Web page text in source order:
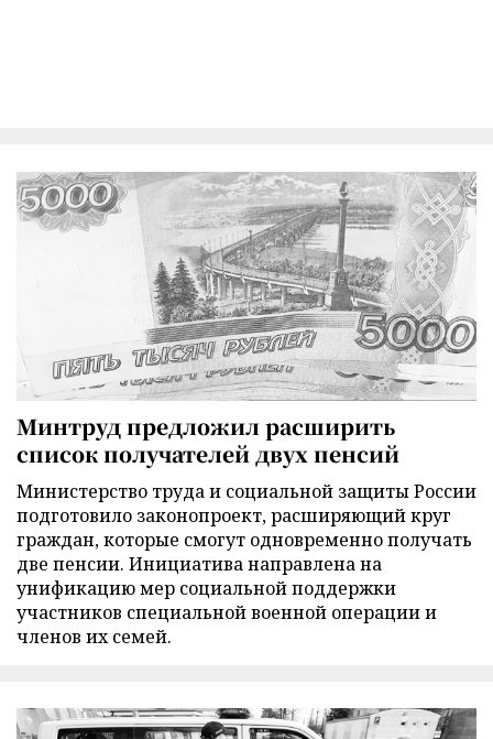
Минтруд предложил расширить
список получателей двух пенсий
Министерство труда и социальной защиты России
подготовило законопроект, расширяющий круг
граждан, которые смогут одновременно получать
две пенсии. Инициатива направлена на
унификацию мер социальной поддержки
участников специальной военной операции и
членов их семей.